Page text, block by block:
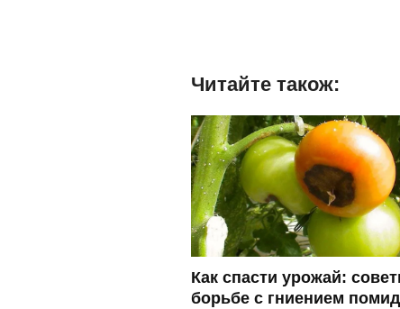
Читайте також:
Как спасти урожай:
борьбе с гниением